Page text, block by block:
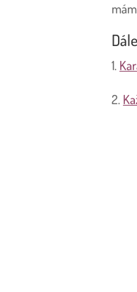
1.
2.